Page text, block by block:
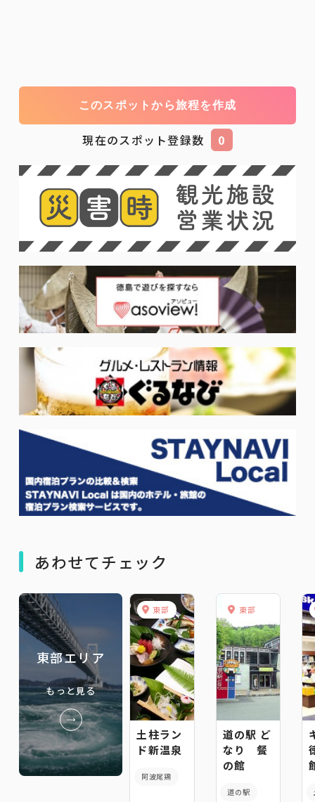
このスポットから旅程を作成
現在のスポット登録数 0
あわせてチェック
東部エリア
もっと見る
東部
土柱ラン
ド新温泉
阿波尾鶏
東部
道の駅 ど
なり 餐
の館
道の駅